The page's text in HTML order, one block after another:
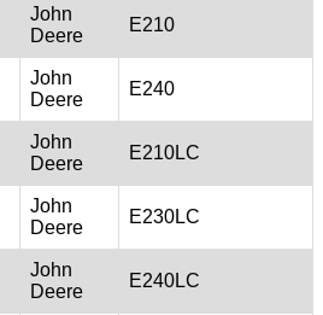
John
Deere
E210
John
Deere
E240
John
Deere
E210LC
John
Deere
E230LC
John
Deere
E240LC